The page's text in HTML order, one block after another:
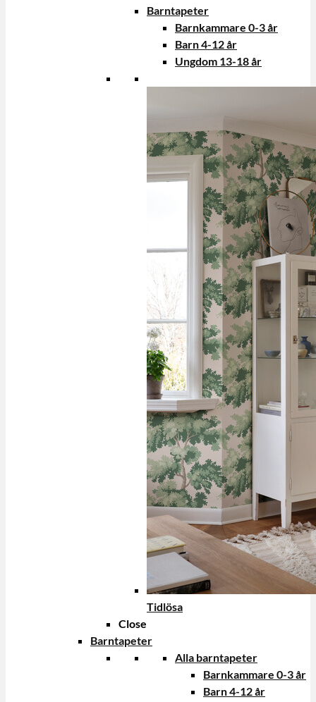
Barntapeter
Barnkammare 0-3 år
Barn 4-12 år
Ungdom 13-18 år
Tidlösa
Close
Barntapeter
Alla barntapeter
Barnkammare 0-3 år
Barn 4-12 år